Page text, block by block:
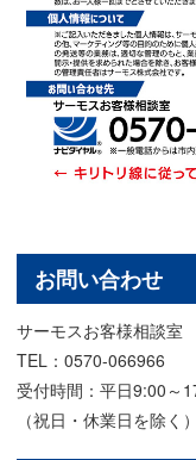
お問い合わせ
サーモスお客様相談室
TEL：0570-066966
受付時間：平日9:00～
（祝日・休業日を除く）